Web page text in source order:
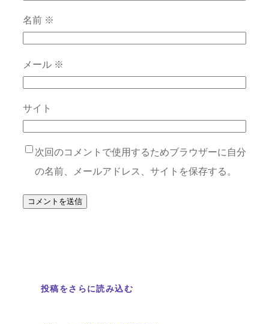
名前 ※
メール ※
サイト
次回のコメントで使用するためブラウザーに自分
の名前、メールアドレス、サイトを保存する。
投稿をさらに読み込む